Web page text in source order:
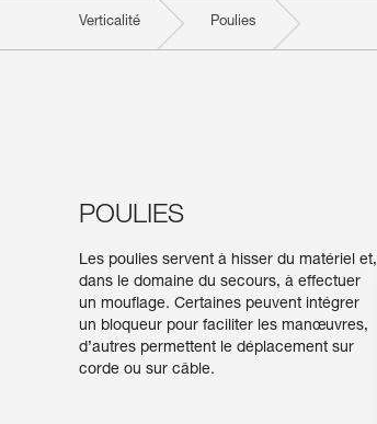
Verticalité Poulies
POULIES
Les poulies servent à hisser du matériel et,
dans le domaine du secours, à effectuer
un mouflage. Certaines peuvent intégrer
un bloqueur pour faciliter les manœuvres,
d’autres permettent le déplacement sur
corde ou sur câble.